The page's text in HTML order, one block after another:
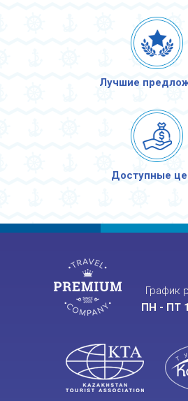
Лучшие
Доступные
График
ПН - ПТ